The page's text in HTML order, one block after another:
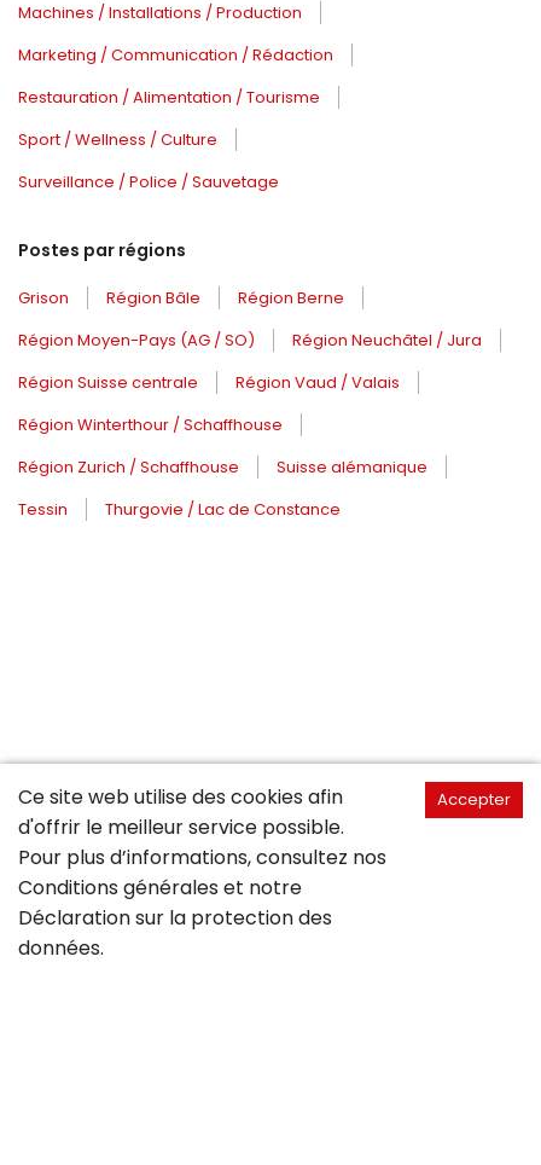
Machines / Installations / Production
Marketing / Communication / Rédaction
Restauration / Alimentation / Tourisme
Sport / Wellness / Culture
Surveillance / Police / Sauvetage
Postes par régions
Grison Région Bâle
Région Berne
Région Moyen-Pays (AG / SO)
Région Neuchâtel / Jura
Région Suisse centrale
Région Vaud / Valais
Région Winterthour / Schaffhouse
Région Zurich / Schaffhouse
Suisse alémanique
Tessin
Thurgovie / Lac de Constance
Ce site web utilise des cookies afin
d'offrir le meilleur service possible.
Pour plus d’informations, consultez nos
Conditions générales et notre
Déclaration sur la protection des
données.
Accepter